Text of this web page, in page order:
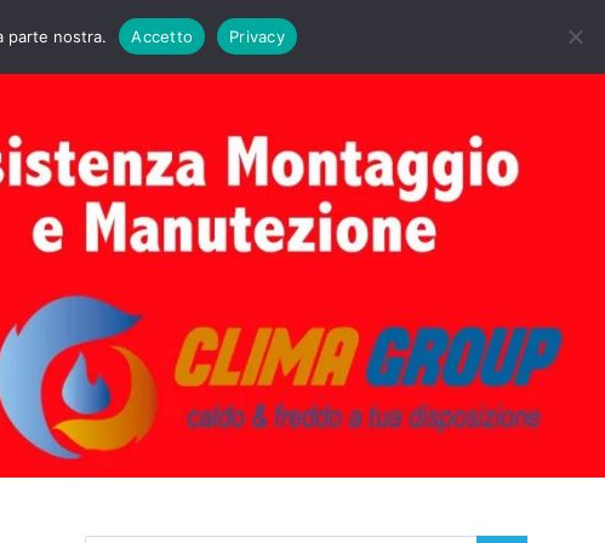
CALDAIE BIASI PRIMA ACCENSIONE CALDAIE BIASI
parte nostra. Accetto Privacy